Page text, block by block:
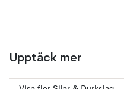
Upptäck mer